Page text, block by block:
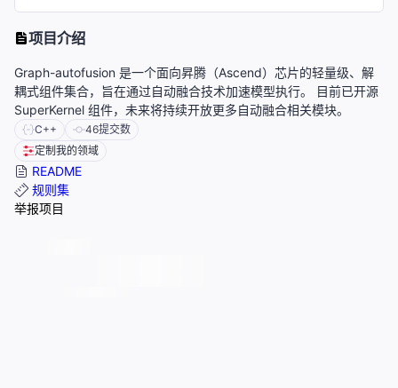
项目介绍
Graph-autofusion 是一个面向昇腾（Ascend）芯片的轻量级、解
耦式组件集合，旨在通过自动融合技术加速模型执行。 目前已开源
SuperKernel 组件，未来将持续开放更多自动融合相关模块。
C++ 46提交数
定制我的领域
README
规则集
举报项目